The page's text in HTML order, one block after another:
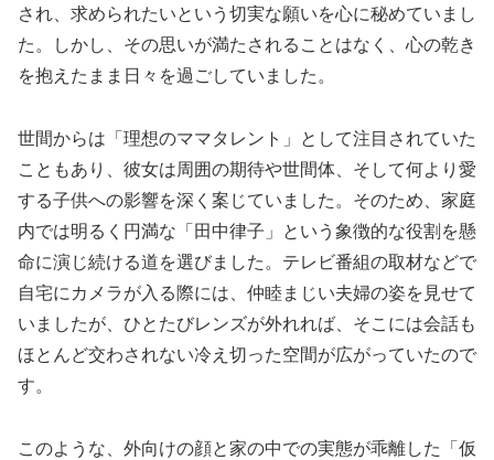
され、求められたいという切実な願いを心に秘めていまし
た。しかし、その思いが満たされることはなく、心の乾き
を抱えたまま日々を過ごしていました。
世間からは「理想のママタレント」として注目されていた
こともあり、彼女は周囲の期待や世間体、そして何より愛
する子供への影響を深く案じていました。そのため、家庭
内では明るく円満な「田中律子」という象徴的な役割を懸
命に演じ続ける道を選びました。テレビ番組の取材などで
自宅にカメラが入る際には、仲睦まじい夫婦の姿を見せて
いましたが、ひとたびレンズが外れれば、そこには会話も
ほとんど交わされない冷え切った空間が広がっていたので
す。
このような、外向けの顔と家の中での実態が乖離した「仮